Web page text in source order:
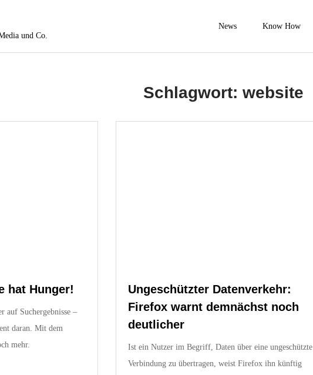
und Co.
News Know How
Schlagwort: website
hat Hunger!
auf Suchergebnisse –
daran. Mit dem
mehr.
Ungeschützter Datenverkehr:
Firefox warnt demnächst noch
deutlicher
Ist ein Nutzer im Begriff, Daten über eine ungeschützte
Verbindung zu übertragen, weist Firefox ihn künftig